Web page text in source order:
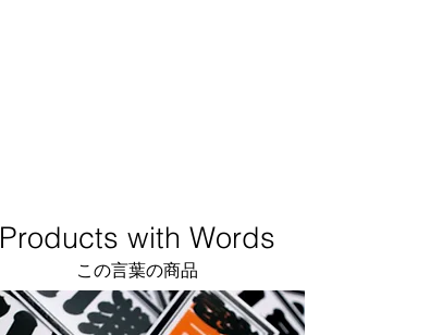
Products with Words
​​この言葉の商品